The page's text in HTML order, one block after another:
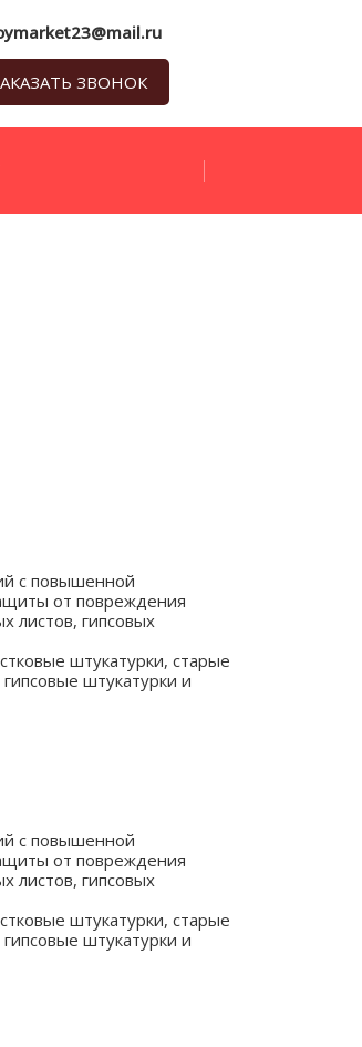
ЗВОНОК
с повышенной
от повреждения
листов, гипсовых
штукатурки, старые
штукатурки и
с повышенной
от повреждения
листов, гипсовых
штукатурки, старые
штукатурки и